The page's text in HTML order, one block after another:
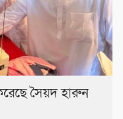
সৈয়দ হারুন